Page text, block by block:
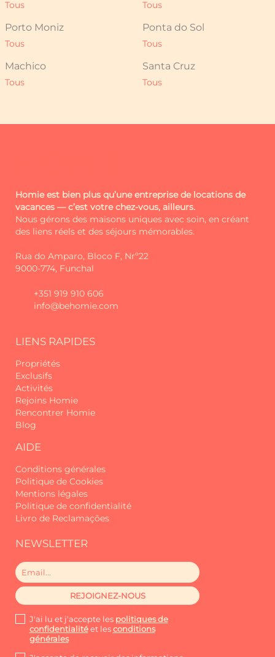
Tous Tous
Porto Moniz
Tous
Ponta do Sol
Tous
Machico
Tous
Santa Cruz
Tous
Homie est bien plus qu’une entreprise de locations de
vacances — c’est votre chez-vous, ailleurs.
Nous gérons des maisons uniques avec soin, en créant
des liens réels et des séjours mémorables.
Rua do Amparo, Bloco F, Nrº22
9000-774, Funchal
+351 919 910 606
info@behomie.com
LIENS RAPIDES
Propriétés
Exclusifs
Activités
Rejoins Homie
Rencontrer Homie
Blog
AIDE
Conditions générales
Politique de Cookies
Mentions légales
Politique de confidentialité
Livro de Reclamações
NEWSLETTER
J'ai lu et j'accepte les politiques de
confidentialitéet lesconditions
générales